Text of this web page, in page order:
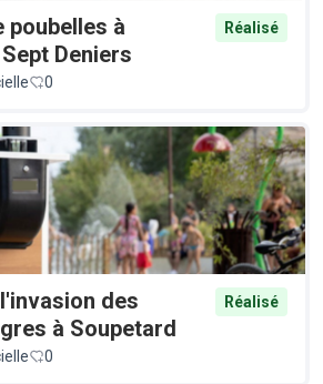
poubelles à
Deniers
Réalisé
0
des
à Soupetard
Réalisé
0